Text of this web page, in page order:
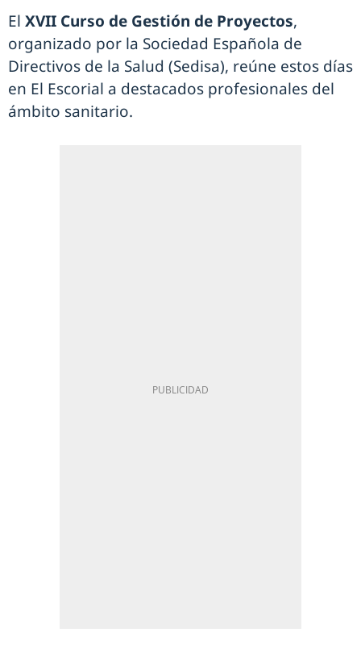
El XVII Curso de Gestión de Proyectos,
organizado por la Sociedad Española de
Directivos de la Salud (Sedisa), reúne estos días
en El Escorial a destacados profesionales del
ámbito sanitario.